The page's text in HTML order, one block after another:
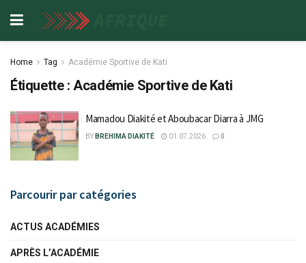
Home Tag Académie Sportive de Kati
Étiquette :Académie Sportive de Kati
Mamadou Diakité et Aboubacar Diarra à JMG
BY BREHIMA DIAKITÉ 01.07.2026 0
Parcourir par catégories
ACTUS ACADÉMIES
APRÈS L’ACADÉMIE